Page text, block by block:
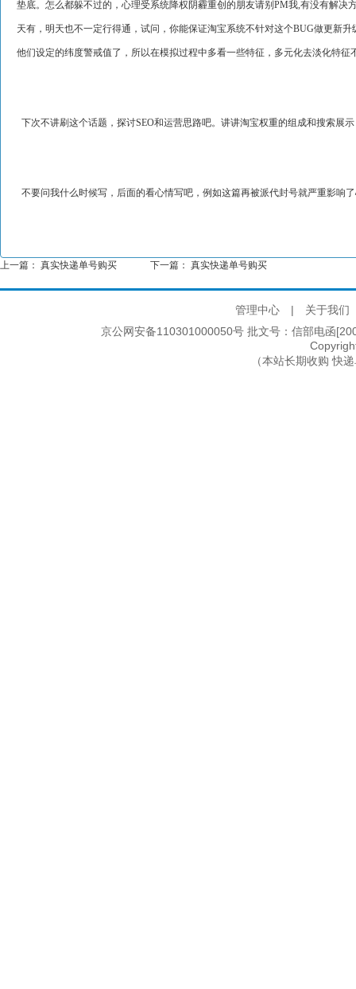
垫底。怎么都躲不过的，心理受系统降权阴霾重创的朋友请别PM我,有没有解
天有，明天也不一定行得通，试问，你能保证淘宝系统不针对这个BUG做更新
他们设定的纬度警戒值了，所以在模拟过程中多看一些特征，多元化去淡化特
下次不讲刷这个话题，探讨SEO和运营思路吧。讲讲淘宝权重的组成和搜索展
不要问我什么时候写，后面的看心情写吧，例如这篇再被派代封号就严重影响
上一篇： 真实快递单号购买 下一篇： 真实快递单号购买
管理中心 |
关于我们
京公网安备110301000050号 批文号：信部电函
（本站长期收购 快